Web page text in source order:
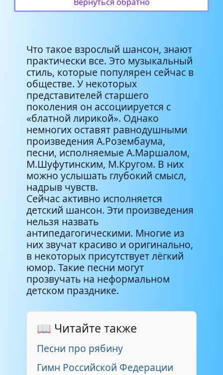
Что такое взрослый шансон, знают
практически все. Это музыкальный
стиль, которые популярен сейчас в
обществе. У некоторых
представителей старшего
поколения он ассоциируется с
«блатной лирикой». Однако
немногих оставят равнодушными
произведения А.Розембаума,
песни, исполняемые А.Маршалом,
М.Шуфутинским, М.Кругом. В них
можно услышать глубокий смысл,
надрыв чувств.
Сейчас активно исполняется
детский шансон. Эти произведения
нельзя назвать
антипедагогическими. Многие из
них звучат красиво и оригинально,
в некоторых присутствует лёгкий
юмор. Такие песни могут
прозвучать на неформальном
детском празднике.
📖 Читайте также
Песни про рябину
Гимн Российской Федерации